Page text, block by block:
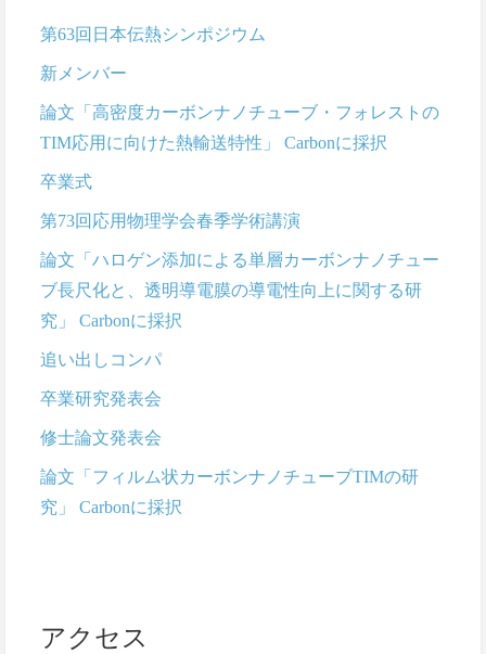
第63回日本伝熱シンポジウム
新メンバー
論文「高密度カーボンナノチューブ・フォレストの
TIM応用に向けた熱輸送特性」 Carbonに採択
卒業式
第73回応用物理学会春季学術講演
論文「ハロゲン添加による単層カーボンナノチュー
ブ長尺化と、透明導電膜の導電性向上に関する研
究」 Carbonに採択
追い出しコンパ
卒業研究発表会
修士論文発表会
論文「フィルム状カーボンナノチューブTIMの研
究」 Carbonに採択
アクセス